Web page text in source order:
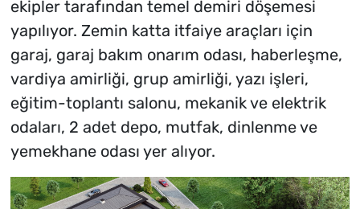
ekipler tarafından temel demiri döşemesi
yapılıyor. Zemin katta itfaiye araçları için
garaj, garaj bakım onarım odası, haberleşme,
vardiya amirliği, grup amirliği, yazı işleri,
eğitim-toplantı salonu, mekanik ve elektrik
odaları, 2 adet depo, mutfak, dinlenme ve
yemekhane odası yer alıyor.